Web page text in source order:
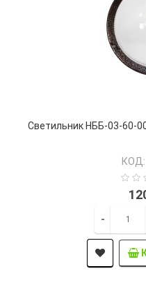
Светильник НББ-03-60-
КОД:
-